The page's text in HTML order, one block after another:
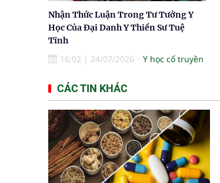
Nhận Thức Luận Trong Tư Tưởng Y
Học Của Đại Danh Y Thiền Sư Tuệ
Tĩnh
16:02 | 24/07/2026 Y học cổ truyền
CÁC TIN KHÁC